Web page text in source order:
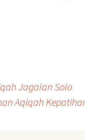
Jagalan Solo
Aqiqah